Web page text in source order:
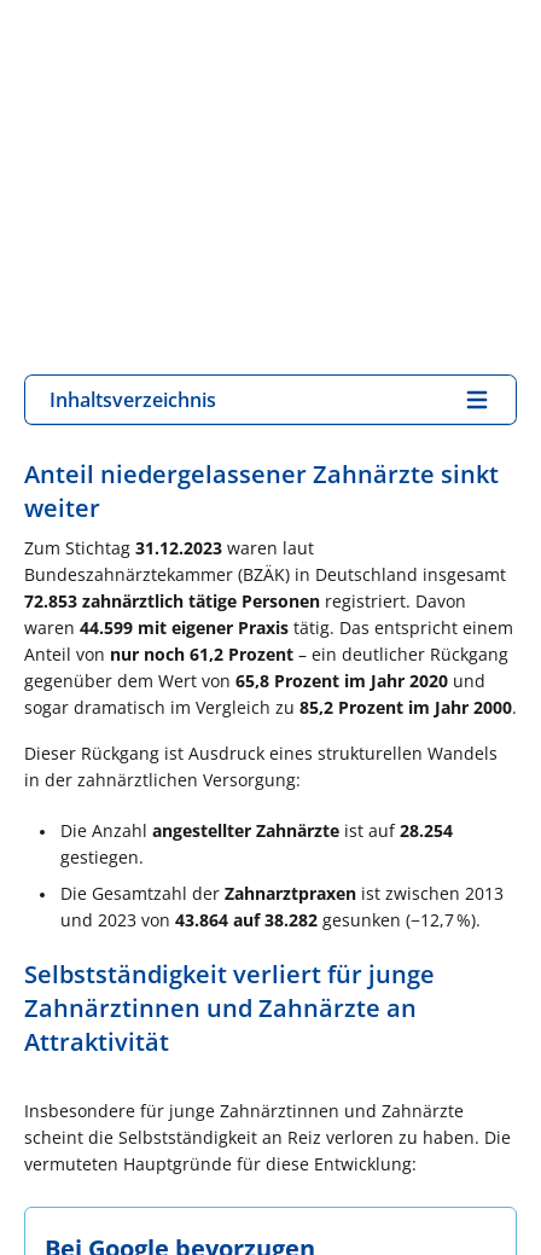
Inhaltsverzeichnis
Anteil niedergelassener Zahnärzte sinkt
weiter
Zum Stichtag 31.12.2023 waren laut
Bundeszahnärztekammer (BZÄK) in Deutschland insgesamt
72.853 zahnärztlich tätige Personen registriert. Davon
waren 44.599 mit eigener Praxis tätig. Das entspricht einem
Anteil von nur noch 61,2 Prozent – ein deutlicher Rückgang
gegenüber dem Wert von 65,8 Prozent im Jahr 2020 und
sogar dramatisch im Vergleich zu 85,2 Prozent im Jahr 2000.
Dieser Rückgang ist Ausdruck eines strukturellen Wandels
in der zahnärztlichen Versorgung:
Die Anzahl angestellter Zahnärzte ist auf28.254
gestiegen.
Die Gesamtzahl der Zahnarztpraxen ist zwischen 2013
und 2023 von 43.864 auf 38.282 gesunken (−12,7 %).
Selbstständigkeit verliert für junge
Zahnärztinnen und Zahnärzte an
Attraktivität
Insbesondere für junge Zahnärztinnen und Zahnärzte
scheint die Selbstständigkeit an Reiz verloren zu haben. Die
vermuteten Hauptgründe für diese Entwicklung:
Bei Google bevorzugen